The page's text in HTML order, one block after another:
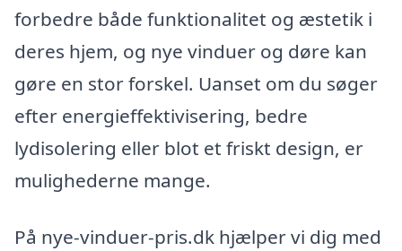
forbedre både funktionalitet og æstetik i
deres hjem, og nye vinduer og døre kan
gøre en stor forskel. Uanset om du søger
efter energieffektivisering, bedre
lydisolering eller blot et friskt design, er
mulighederne mange.
På nye-vinduer-pris.dk hjælper vi dig med